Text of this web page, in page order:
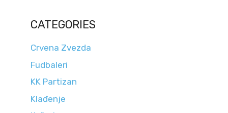
CATEGORIES
Crvena Zvezda
Fudbaleri
KK Partizan
Klađenje